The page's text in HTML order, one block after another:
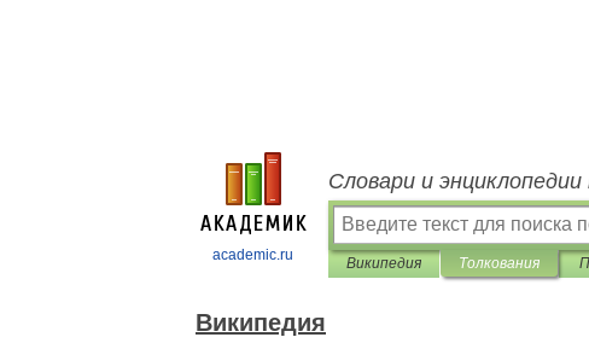
academic.ru
Словари и
Википедия Толкования
Википедия